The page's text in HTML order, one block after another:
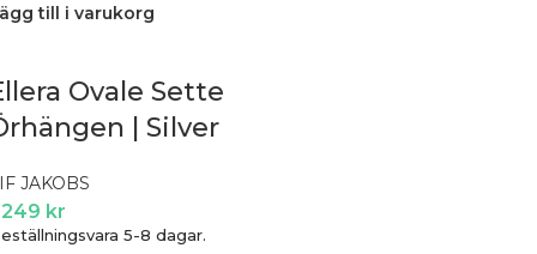
till i varukorg
Ovale Sette
| Silver
JAKOBS
249 kr
5-8 dagar.